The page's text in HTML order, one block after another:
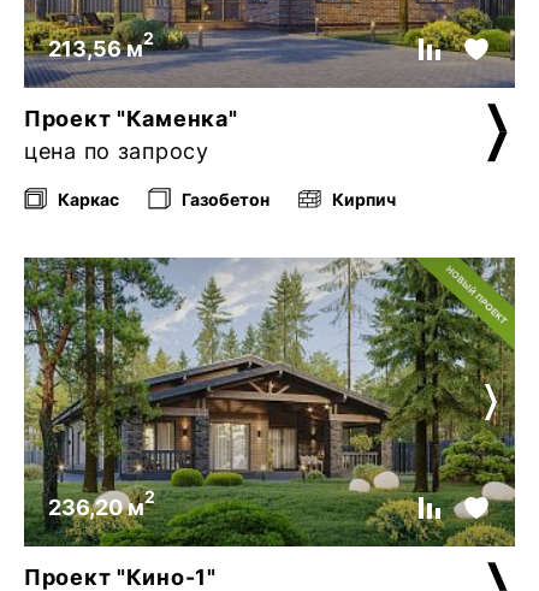
213,56 м2
Проект "Каменка"
цена по запросу
Каркас Газобетон Кирпич
236,20 м2
Проект "Кино-1"